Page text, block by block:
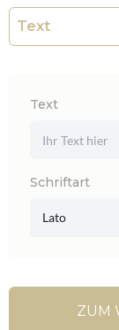
Text
Schriftart
Lato
ZUM